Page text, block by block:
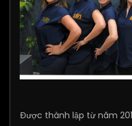
Được thành lập từ năm